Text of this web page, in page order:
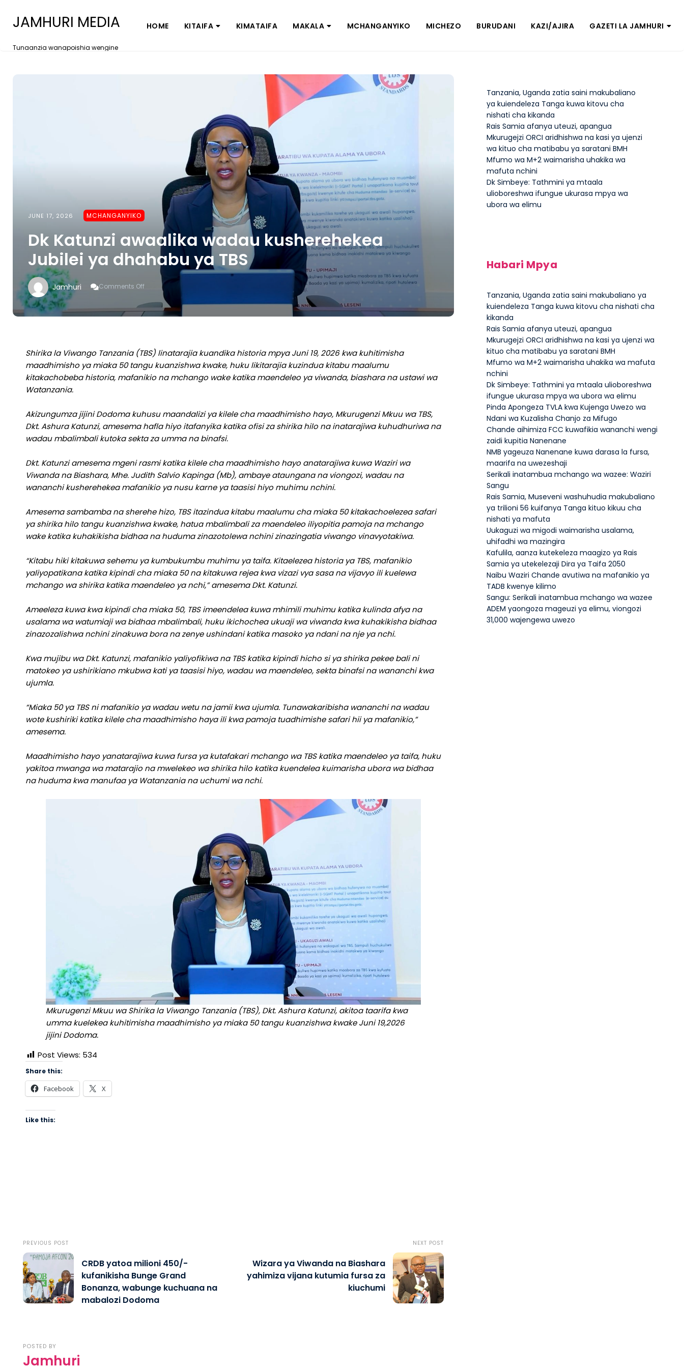
JAMHURI MEDIA
Tunaanzia wanapoishia wengine
HOME KITAIFA KIMATAIFA MAKALA MCHANGANYIKO MICHEZO BURUDANI KAZI/AJIRA GAZETI LA JAMHURI
JUNE 17, 2026 MCHANGANYIKO
Dk Katunzi awaalika wadau kusherehekea
Jubilei ya dhahabu ya TBS
Jamhuri Comments Off
Katunzi
Awaalika
Ya
Dhahabu
Ya
TBS
Shirika la Viwango Tanzania (TBS) linatarajia kuandika historia mpya Juni 19, 2026 kwa kuhitimisha
maadhimisho ya miaka 50 tangu kuanzishwa kwake, huku likitarajia kuzindua kitabu maalumu
kitakachobeba historia, mafanikio na mchango wake katika maendeleo ya viwanda, biashara na ustawi wa
Watanzania.
Akizungumza jijini Dodoma kuhusu maandalizi ya kilele cha maadhimisho hayo, Mkurugenzi Mkuu wa TBS,
Dkt. Ashura Katunzi, amesema hafla hiyo itafanyika katika ofisi za shirika hilo na inatarajiwa kuhudhuriwa na
wadau mbalimbali kutoka sekta za umma na binafsi.
Dkt. Katunzi amesema mgeni rasmi katika kilele cha maadhimisho hayo anatarajiwa kuwa Waziri wa
Viwanda na Biashara, Mhe. Judith Salvio Kapinga (Mb), ambaye ataungana na viongozi, wadau na
wananchi kusherehekea mafanikio ya nusu karne ya taasisi hiyo muhimu nchini.
Amesema sambamba na sherehe hizo, TBS itazindua kitabu maalumu cha miaka 50 kitakachoelezea safari
ya shirika hilo tangu kuanzishwa kwake, hatua mbalimbali za maendeleo iliyopitia pamoja na mchango
wake katika kuhakikisha bidhaa na huduma zinazotolewa nchini zinazingatia viwango vinavyotakiwa.
“Kitabu hiki kitakuwa sehemu ya kumbukumbu muhimu ya taifa. Kitaelezea historia ya TBS, mafanikio
yaliyopatikana katika kipindi cha miaka 50 na kitakuwa rejea kwa vizazi vya sasa na vijavyo ili kuelewa
mchango wa shirika katika maendeleo ya nchi,” amesema Dkt. Katunzi.
Ameeleza kuwa kwa kipindi cha miaka 50, TBS imeendelea kuwa mhimili muhimu katika kulinda afya na
usalama wa watumiaji wa bidhaa mbalimbali, huku ikichochea ukuaji wa viwanda kwa kuhakikisha bidhaa
zinazozalishwa nchini zinakuwa bora na zenye ushindani katika masoko ya ndani na nje ya nchi.
Kwa mujibu wa Dkt. Katunzi, mafanikio yaliyofikiwa na TBS katika kipindi hicho si ya shirika pekee bali ni
matokeo ya ushirikiano mkubwa kati ya taasisi hiyo, wadau wa maendeleo, sekta binafsi na wananchi kwa
ujumla.
“Miaka 50 ya TBS ni mafanikio ya wadau wetu na jamii kwa ujumla. Tunawakaribisha wananchi na wadau
wote kushiriki katika kilele cha maadhimisho haya ili kwa pamoja tuadhimishe safari hii ya mafanikio,”
amesema.
Maadhimisho hayo yanatarajiwa kuwa fursa ya kutafakari mchango wa TBS katika maendeleo ya taifa, huku
yakitoa mwanga wa matarajio na mwelekeo wa shirika hilo katika kuendelea kuimarisha ubora wa bidhaa
na huduma kwa manufaa ya Watanzania na uchumi wa nchi.
Mkurugenzi Mkuu wa Shirika la Viwango Tanzania (TBS), Dkt. Ashura Katunzi, akitoa taarifa kwa
umma kuelekea kuhitimisha maadhimisho ya miaka 50 tangu kuanzishwa kwake Juni 19,2026
jijini Dodoma.
Post Views: 534
Share this:
Facebook X
Like this:
PREVIOUS POST
CRDB yatoa milioni 450/-
kufanikisha Bunge Grand
Bonanza, wabunge kuchuana na
mabalozi Dodoma
NEXT POST
Wizara ya Viwanda na Biashara
yahimiza vijana kutumia fursa za
kiuchumi
POSTED BY
Jamhuri
Tanzania, Uganda zatia saini makubaliano
ya kuiendeleza Tanga kuwa kitovu cha
nishati cha kikanda
Rais Samia afanya uteuzi, apangua
Mkurugejzi ORCI aridhishwa na kasi ya ujenzi
wa kituo cha matibabu ya saratani BMH
Mfumo wa M+2 waimarisha uhakika wa
mafuta nchini
Dk Simbeye: Tathmini ya mtaala
ulioboreshwa ifungue ukurasa mpya wa
ubora wa elimu
Habari Mpya
Tanzania, Uganda zatia saini makubaliano ya
kuiendeleza Tanga kuwa kitovu cha nishati cha
kikanda
Rais Samia afanya uteuzi, apangua
Mkurugejzi ORCI aridhishwa na kasi ya ujenzi wa
kituo cha matibabu ya saratani BMH
Mfumo wa M+2 waimarisha uhakika wa mafuta
nchini
Dk Simbeye: Tathmini ya mtaala ulioboreshwa
ifungue ukurasa mpya wa ubora wa elimu
Pinda Apongeza TVLA kwa Kujenga Uwezo wa
Ndani wa Kuzalisha Chanjo za Mifugo
Chande aihimiza FCC kuwafikia wananchi wengi
zaidi kupitia Nanenane
NMB yageuza Nanenane kuwa darasa la fursa,
maarifa na uwezeshaji
Serikali inatambua mchango wa wazee: Waziri
Sangu
Rais Samia, Museveni washuhudia makubaliano
ya trilioni 56 kuifanya Tanga kituo kikuu cha
nishati ya mafuta
Uukaguzi wa migodi waimarisha usalama,
uhifadhi wa mazingira
Kafulila, aanza kutekeleza maagizo ya Rais
Samia ya utekelezaji Dira ya Taifa 2050
Naibu Waziri Chande avutiwa na mafanikio ya
TADB kwenye kilimo
Sangu: Serikali inatambua mchango wa wazee
ADEM yaongoza mageuzi ya elimu, viongozi
31,000 wajengewa uwezo